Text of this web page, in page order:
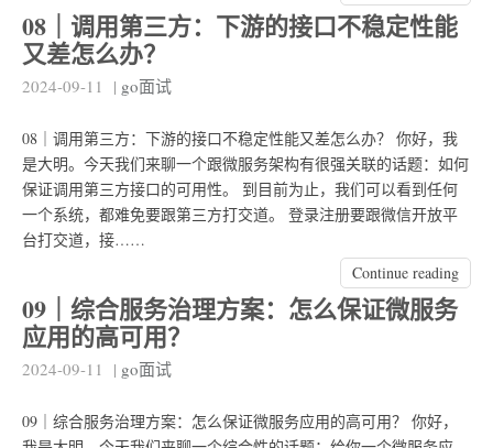
08｜调用第三方：下游的接口不稳定性能
又差怎么办？
2024-09-11 | go面试
08｜调用第三方：下游的接口不稳定性能又差怎么办？ 你好，我
是大明。今天我们来聊一个跟微服务架构有很强关联的话题：如何
保证调用第三方接口的可用性。 到目前为止，我们可以看到任何
一个系统，都难免要跟第三方打交道。 登录注册要跟微信开放平
台打交道，接……
Continue reading
09｜综合服务治理方案：怎么保证微服务
应用的高可用？
2024-09-11 | go面试
09｜综合服务治理方案：怎么保证微服务应用的高可用？ 你好，